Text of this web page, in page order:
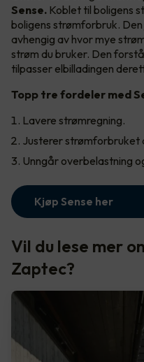
Sense. Koblet til boligens
boligens strømforbruk.
avhengig av hvor mye
strøm du bruker. Den
tilpasser elbilladingen
Topp tre fordeler med
Lavere strømregning.
Justerer strømforbruket
Unngår overbelastning
Kjøp Sense her
Vil du lese mer
Zaptec?